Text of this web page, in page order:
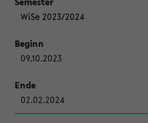
WiSe 2023/2024
09.10.2023
02.02.2024